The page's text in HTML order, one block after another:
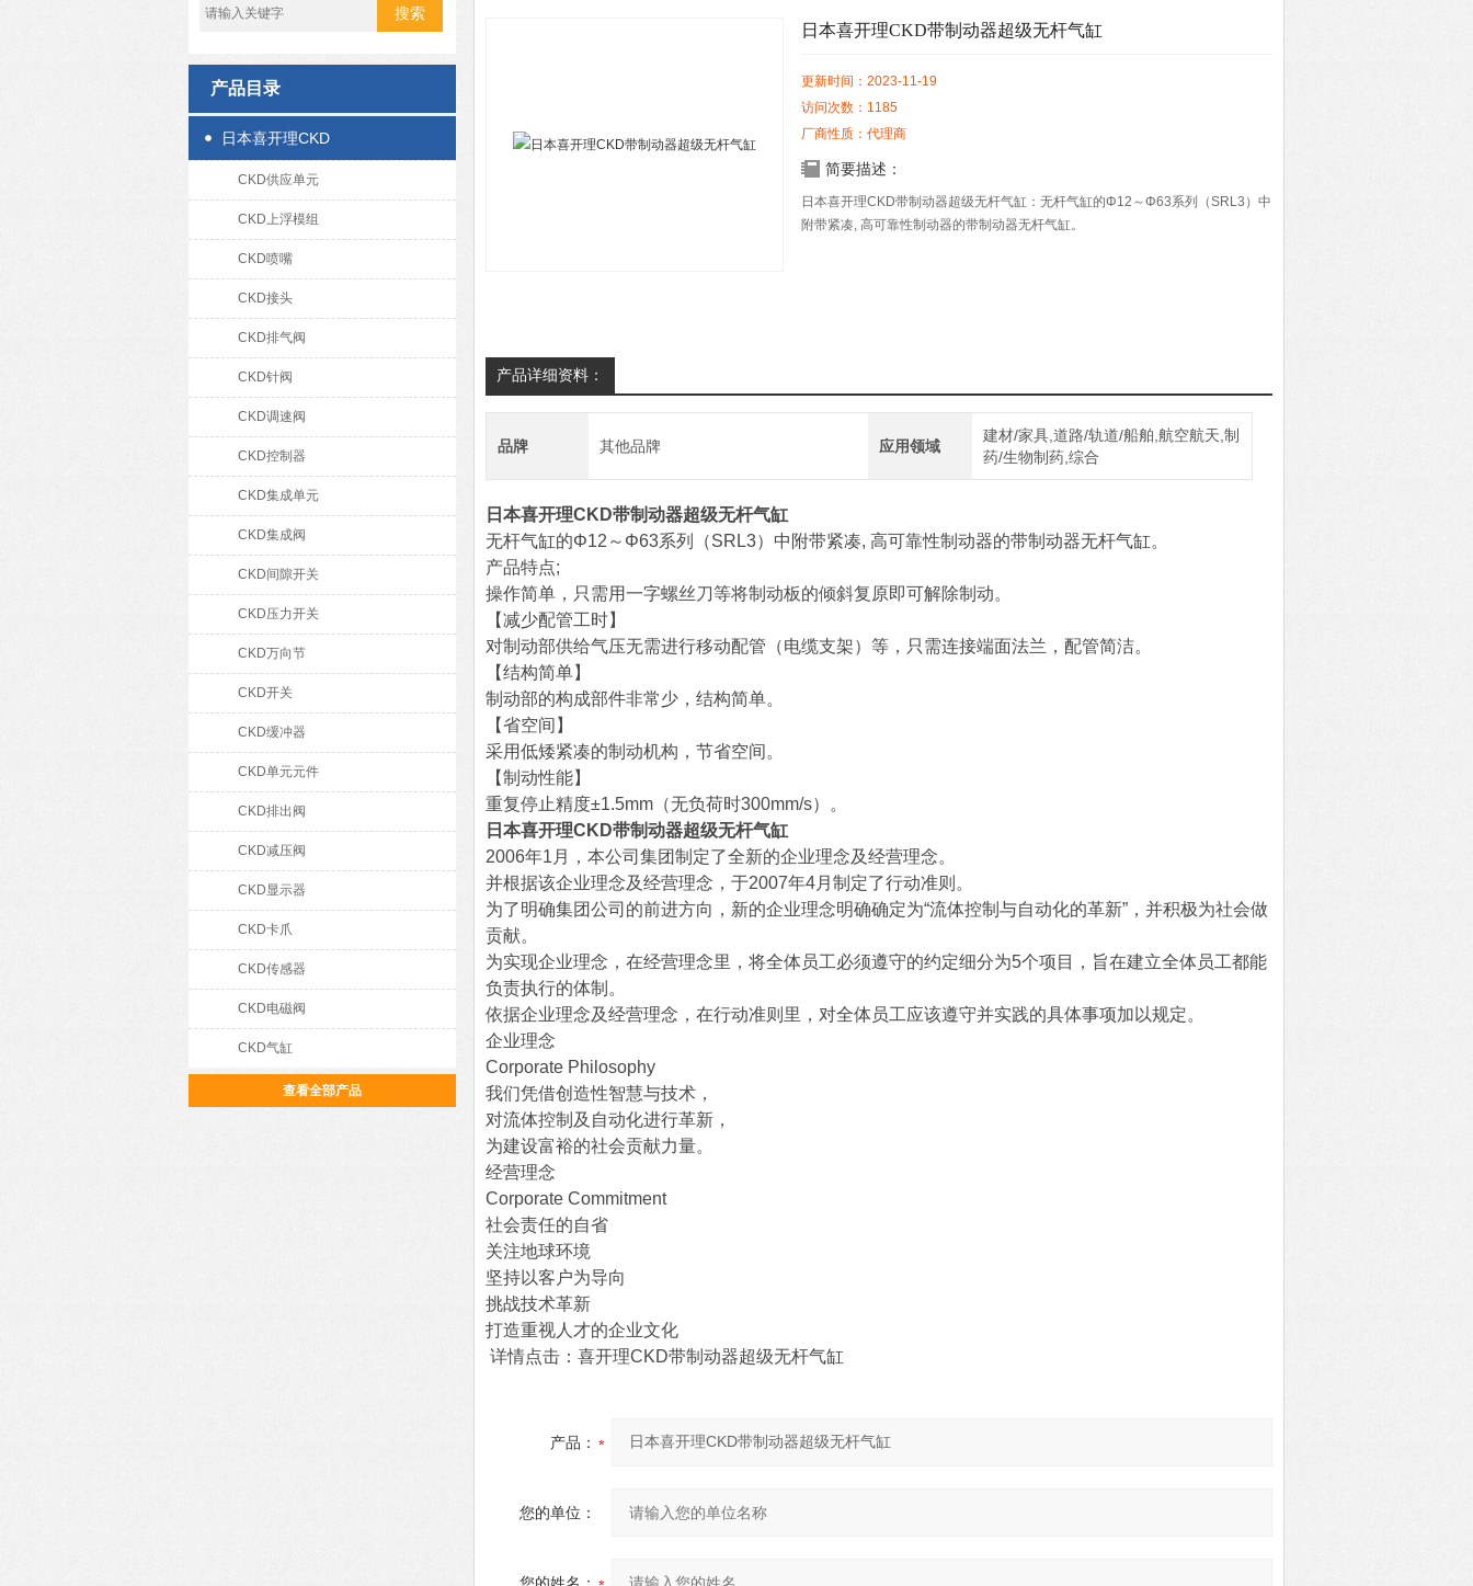
产品目录
日本喜开理CKD
CKD供应单元
CKD上浮模组
CKD喷嘴
CKD接头
CKD排气阀
CKD针阀
CKD调速阀
CKD控制器
CKD集成单元
CKD集成阀
CKD间隙开关
CKD压力开关
CKD万向节
CKD开关
CKD缓冲器
CKD单元元件
CKD排出阀
CKD减压阀
CKD显示器
CKD卡爪
CKD传感器
CKD电磁阀
CKD气缸
查看全部产品
日本喜开理CKD带制动器超级无杆气缸
更新时间：2023-11-19
访问次数：1185
厂商性质：代理商
简要描述：
日本喜开理CKD带制动器超级无杆气缸：无杆气缸的Φ12～Φ63系列（SRL3）中
附带紧凑, 高可靠性制动器的带制动器无杆气缸。
产品详细资料：
品牌 其他品牌 应用领域
建材/家具,道路/轨道/船舶,航空航天,制
药/生物制药,综合
日本喜开理CKD带制动器超级无杆气缸
无杆气缸的Φ12～Φ63系列（SRL3）中附带紧凑, 高可靠性制动器的带制动器无杆气缸。
产品特点;
操作简单，只需用一字螺丝刀等将制动板的倾斜复原即可解除制动。
【减少配管工时】
对制动部供给气压无需进行移动配管（电缆支架）等，只需连接端面法兰，配管简洁。
【结构简单】
制动部的构成部件非常少，结构简单。
【省空间】
采用低矮紧凑的制动机构，节省空间。
【制动性能】
重复停止精度±1.5mm（无负荷时300mm/s）。
日本喜开理CKD带制动器超级无杆气缸
2006年1月，本公司集团制定了全新的企业理念及经营理念。
并根据该企业理念及经营理念，于2007年4月制定了行动准则。
为了明确集团公司的前进方向，新的企业理念明确确定为“流体控制与自动化的革新”，并积极为社会做
贡献。
为实现企业理念，在经营理念里，将全体员工必须遵守的约定细分为5个项目，旨在建立全体员工都能
负责执行的体制。
依据企业理念及经营理念，在行动准则里，对全体员工应该遵守并实践的具体事项加以规定。
企业理念
Corporate Philosophy
我们凭借创造性智慧与技术，
对流体控制及自动化进行革新，
为建设富裕的社会贡献力量。
经营理念
Corporate Commitment
社会责任的自省
关注地球环境
坚持以客户为导向
挑战技术革新
打造重视人才的企业文化
详情点击：喜开理CKD带制动器超级无杆气缸
产品：
您的单位：